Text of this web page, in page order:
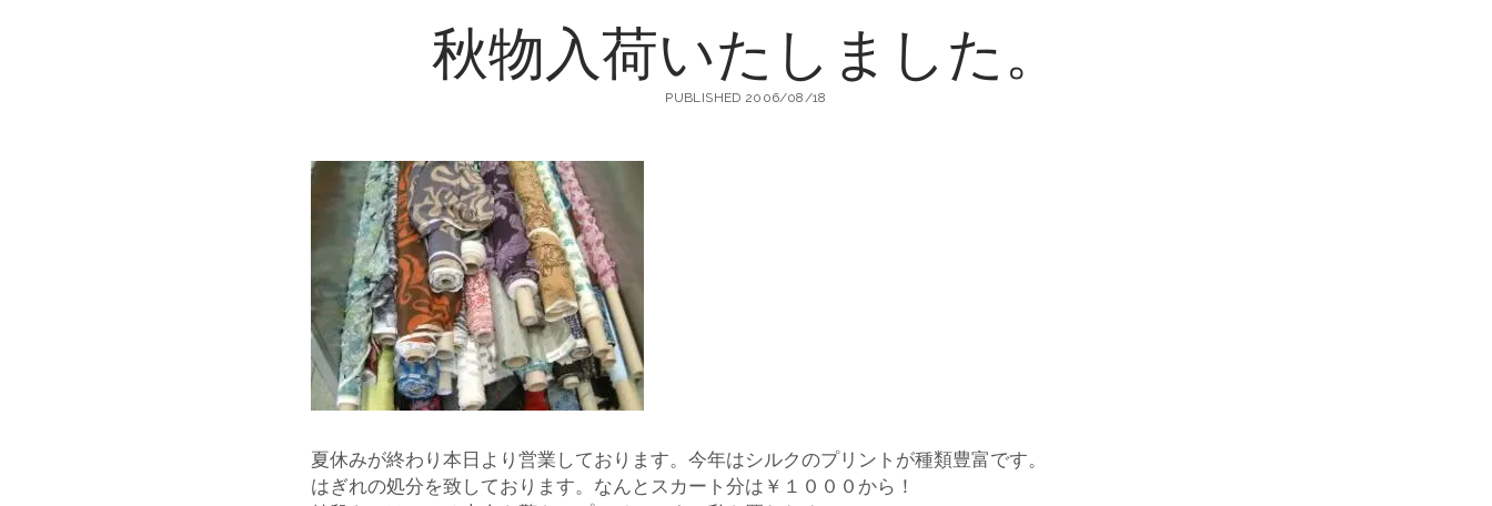
町
生
地
店
秋物入荷いたしました。
PUBLISHED 2006/08/18
夏休みが終わり本日より営業しております。今年はシルクのプリントが種類豊富です。
はぎれの処分を致しております。なんとスカート分は￥１０００から！